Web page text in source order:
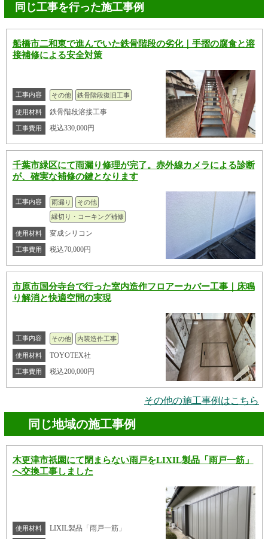
同じ工事を行った施工事例
船橋市二和東で進んでいた鉄骨階段の劣化｜手摺の腐食と溶
接補修による安全対策
工事内容 その他 鉄骨階段復旧工事
使用材料 鉄骨階段溶接工事
工事費用 税込330,000円
千葉市緑区にて雨漏り修理が完了。赤外線カメラによる診断
が、確実な補修の鍵となります
工事内容 雨漏り
その他
縁切り・コーキング補修
使用材料 変成シリコン
工事費用 税込70,000円
市原市国分寺台で行った室内造作フロアーカバー工事｜床鳴
り解消と快適空間の実現
工事内容 その他 内装造作工事
使用材料 TOYOTEX社
工事費用 税込200,000円
その他の施工事例はこちら
同じ地域の施工事例
木更津市祇園にて閉まらない雨戸をLIXIL製品「雨戸一筋」
へ交換工事しました
使用材料 LIXIL製品「雨戸一筋」